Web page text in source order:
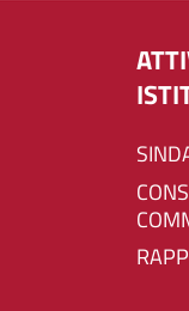
CONSIGLIO COMUNALE E